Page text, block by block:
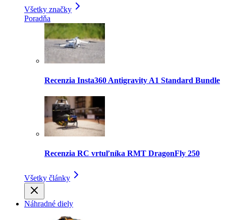
Všetky značky
Poradňa
Recenzia Insta360 Antigravity A1 Standard Bundle
Recenzia RC vrtuľníka RMT DragonFly 250
Všetky články
Náhradné diely